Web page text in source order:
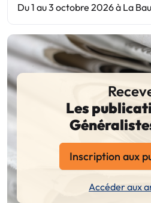
Du 1 au 3 octobre 2026 à La
Les
Inscription aux
Accéder aux